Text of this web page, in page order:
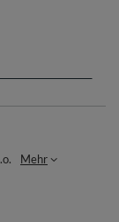
Akzent und
angenehmes
das Outfit zu
zum
Mehr